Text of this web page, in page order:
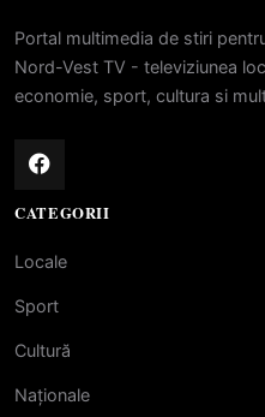
Portal multimedia de stiri
Nord-Vest TV - televiziunea
economie, sport, cultura si
CATEGORII
Locale
Sport
Cultură
Naționale